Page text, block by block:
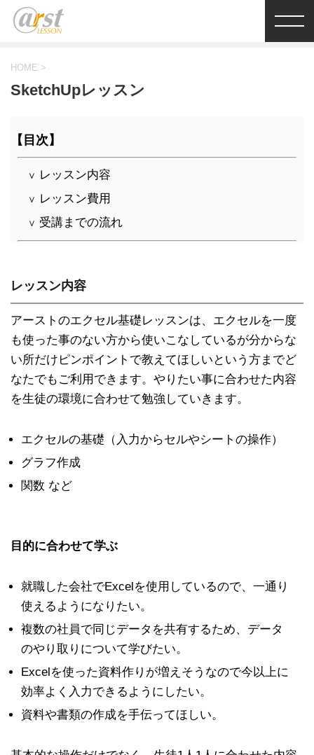
HOME >
SketchUpレッスン
【目次】
∨ レッスン内容
∨ レッスン費用
∨ 受講までの流れ
レッスン内容
アーストのエクセル基礎レッスンは、エクセルを一度
も使った事のない方から使いこなしているが分からな
い所だけピンポイントで教えてほしいという方までど
なたでもご利用できます。やりたい事に合わせた内容
を生徒の環境に合わせて勉強していきます。
エクセルの基礎（入力からセルやシートの操作）
グラフ作成
関数 など
目的に合わせて学ぶ
就職した会社でExcelを使用しているので、一通り
使えるようになりたい。
複数の社員で同じデータを共有するため、データ
のやり取りについて学びたい。
Excelを使った資料作りが増えそうなので今以上に
効率よく入力できるようにしたい。
資料や書類の作成を手伝ってほしい。